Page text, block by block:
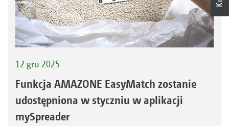
12 gru 2025
Funkcja AMAZONE EasyMatch zostanie
udostępniona w styczniu w aplikacji
mySpreader